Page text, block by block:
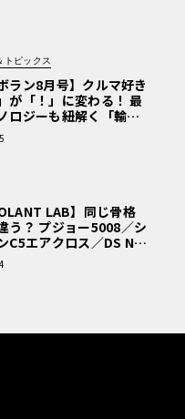
ローチ」
トピックス
ラン8月号】クルマ好き
が「！」に変わる！ 最
ロジーも紐解く「輸入
LAB】同じ骨格
う？ プジョー5008／シ
C5エアクロス／DS Nº4
乗りレポート